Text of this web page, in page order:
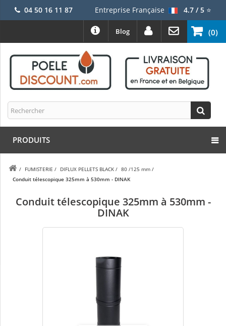
04 50 16 11 87 Entreprise Française 4.7 / 5⭐
(0)
Blog
PRODUITS
/ FUMISTERIE / DIFLUX PELLETS BLACK / 80 /125 mm /
Conduit télescopique 325mm à 530mm - DINAK
Conduit télescopique 325mm à 530mm -
DINAK